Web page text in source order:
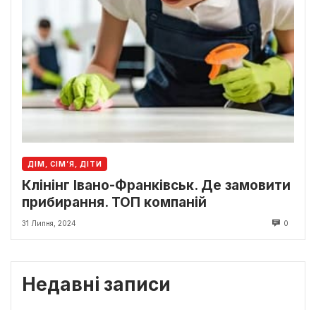
ДІМ, СІМ’Я, ДІТИ
Клінінг Івано-Франківськ. Де замовити
прибирання. ТОП компаній
31 Липня, 2024 0
Недавні записи